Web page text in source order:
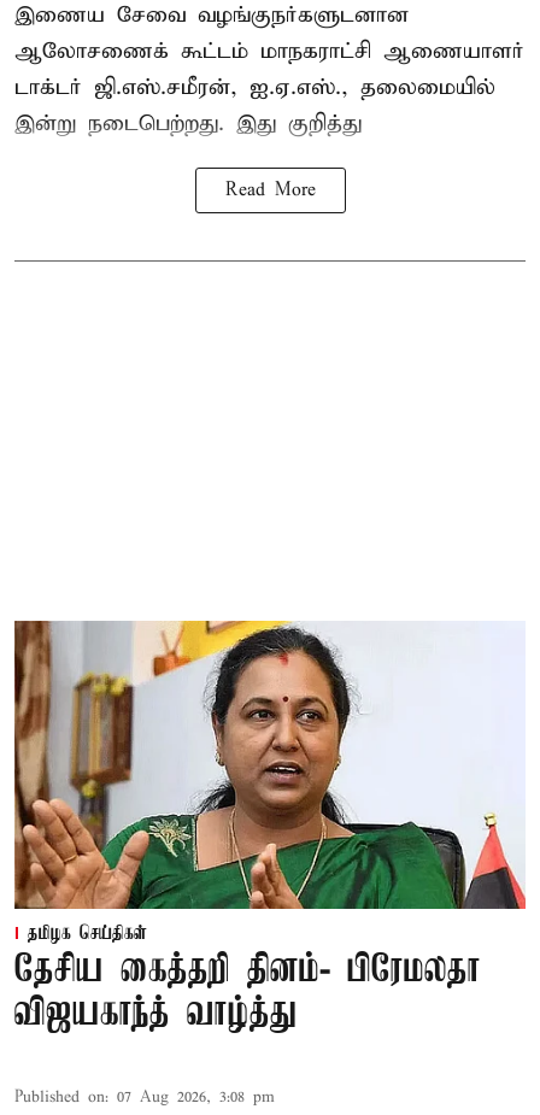
இணைய சேவை வழங்குநர்களுடனான
ஆலோசணைக் கூட்டம் மாநகராட்சி ஆணையாளர்
டாக்டர் ஜி.எஸ்.சமீரன், ஐ.ஏ.எஸ்., தலைமையில்
இன்று நடைபெற்றது. இது குறித்து
Read More
தமிழக செய்திகள்
தேசிய கைத்தறி தினம்- பிரேமலதா
விஜயகாந்த் வாழ்த்து
Published on: 07 Aug 2026, 3:08 pm